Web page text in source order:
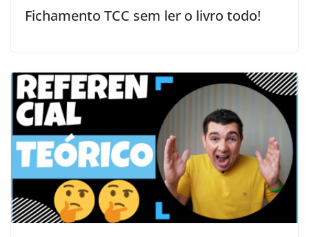
Fichamento TCC sem ler o livro todo!